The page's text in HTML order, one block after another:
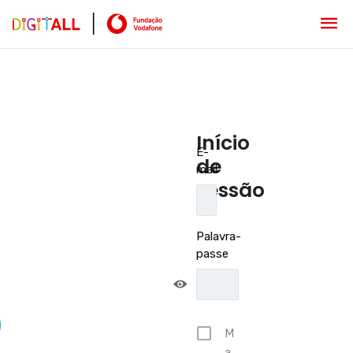
Início
de
sessão
E-
mail
Palavra-
passe
M